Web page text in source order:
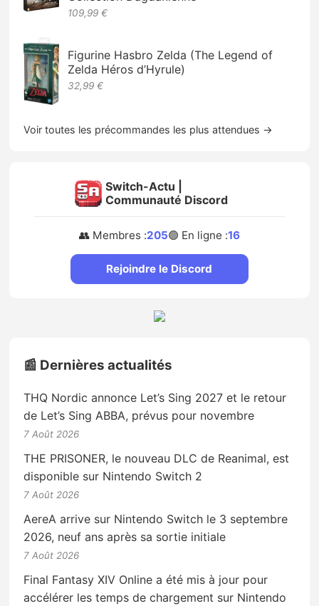
109,99 €
Figurine Hasbro Zelda (The Legend of
Zelda Héros d’Hyrule)
32,99 €
Voir toutes les précommandes les plus attendues →
Switch-Actu |
Communauté Discord
👥 Membres :205🟢 En ligne :16
Rejoindre le Discord
📰 Dernières actualités
THQ Nordic annonce Let’s Sing 2027 et le retour
de Let’s Sing ABBA, prévus pour novembre
7 Août 2026
THE PRISONER, le nouveau DLC de Reanimal, est
disponible sur Nintendo Switch 2
7 Août 2026
AereA arrive sur Nintendo Switch le 3 septembre
2026, neuf ans après sa sortie initiale
7 Août 2026
Final Fantasy XIV Online a été mis à jour pour
accélérer les temps de chargement sur Nintendo